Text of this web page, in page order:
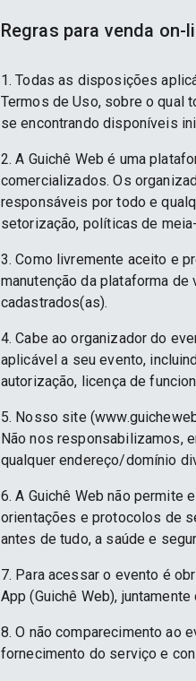
Regras para venda on-
1. Todas as disposições
Termos de Uso, sobre o qual
se encontrando disponíveis
2. A Guichê Web é uma
comercializados. Os
responsáveis por todo e
setorização, políticas de
3. Como livremente aceito e
manutenção da plataforma
cadastrados(as).
4. Cabe ao organizador do
aplicável a seu evento,
autorização, licença de
5. Nosso site
Não nos responsabilizamos,
qualquer endereço/domínio
6. A Guichê Web não permite
orientações e protocolos de
antes de tudo, a saúde e
7. Para acessar o evento é
App (Guichê Web),
8. O não comparecimento ao
fornecimento do serviço e